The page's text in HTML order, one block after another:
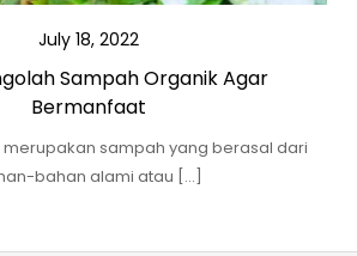
July 18, 2022
Sampah Organik Agar
Bermanfaat
sampah yang berasal dari
bahan alami atau […]